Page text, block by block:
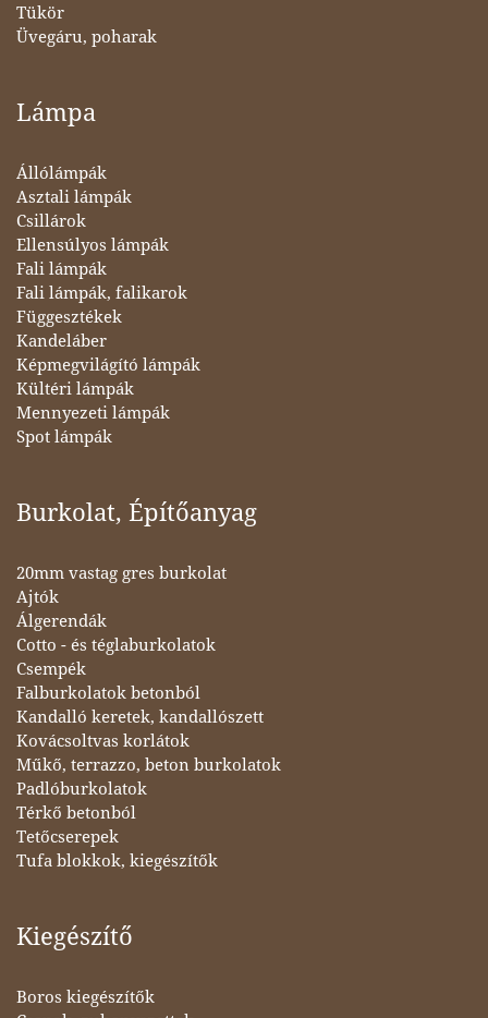
Tükör
Üvegáru, poharak
Lámpa
Állólámpák
Asztali lámpák
Csillárok
Ellensúlyos lámpák
Fali lámpák
Fali lámpák, falikarok
Függesztékek
Kandeláber
Képmegvilágító lámpák
Kültéri lámpák
Mennyezeti lámpák
Spot lámpák
Burkolat, Építőanyag
20mm vastag gres burkolat
Ajtók
Álgerendák
Cotto - és téglaburkolatok
Csempék
Falburkolatok betonból
Kandalló keretek, kandallószett
Kovácsoltvas korlátok
Műkő, terrazzo, beton burkolatok
Padlóburkolatok
Térkő betonból
Tetőcserepek
Tufa blokkok, kiegészítők
Kiegészítő
Boros kiegészítők